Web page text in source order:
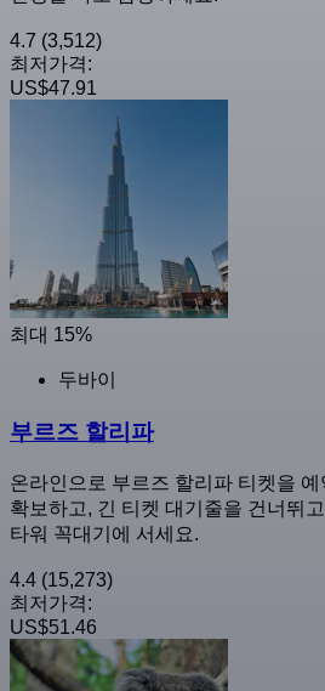
4.7 (3,512)
최저가격:
US$47.91
최대 15%
두바이
부르즈 할리파
온라인으로 부르즈 할리파 티켓을
확보하고, 긴 티켓 대기줄을 건너뛰
타워 꼭대기에 서세요.
4.4 (15,273)
최저가격:
US$51.46